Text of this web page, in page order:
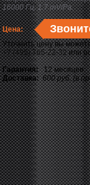
16000 Гц, 1.7 mV/Pa.
Цена:
Уточнить цену вы
+7 (495) 765-22-32или
Гарантия:12 месяцев
Доставка: 600 руб. (в